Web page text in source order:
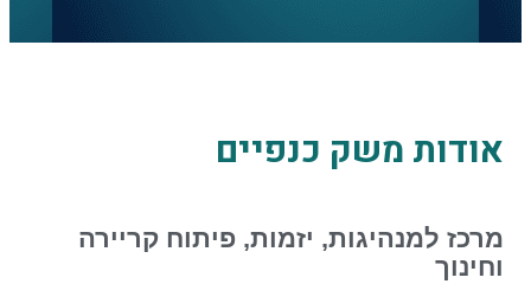
אודות משק כנפיים
מרכז למנהיגות, יזמות, פיתוח קריירה
וחינוך